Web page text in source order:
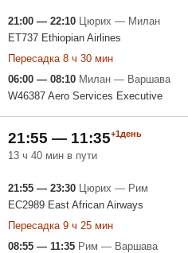
21:00 — 22:10 Цюрих — Милан
ET737 Ethiopian Airlines
Пересадка 8 ч 30 мин
06:00 — 08:10 Милан — Варшава
W46387 Aero Services Executive
21:55 — 11:35+1день
13 ч 40 мин в пути
21:55 — 23:30 Цюрих — Рим
EC2989 East African Airways
Пересадка 9 ч 25 мин
08:55 — 11:35 Рим — Варшава